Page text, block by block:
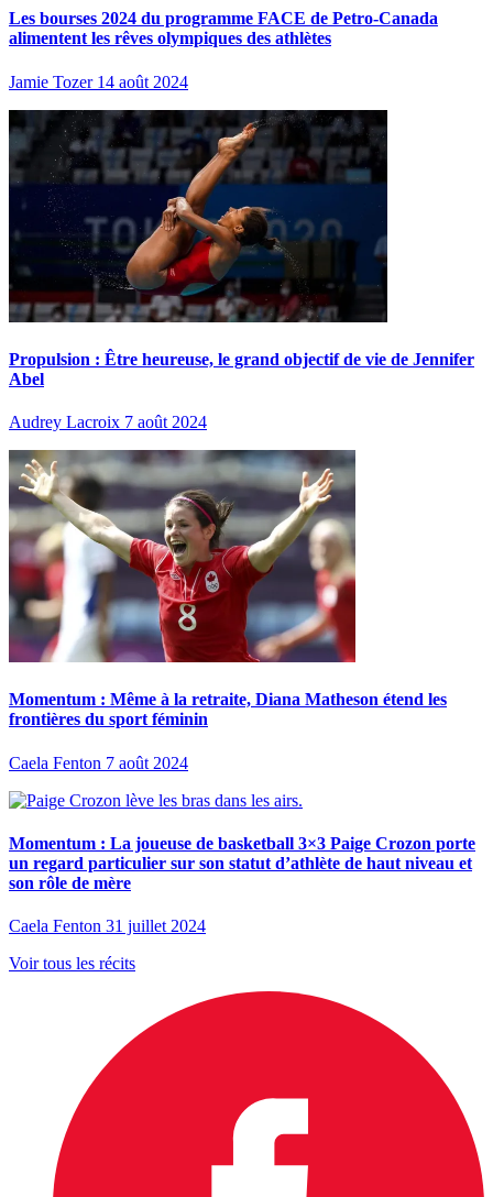
Les bourses 2024 du programme FACE de Petro-Canada
alimentent les rêves olympiques des athlètes
Jamie Tozer 14 août 2024
Propulsion : Être heureuse, le grand objectif de vie de Jennifer
Abel
Audrey Lacroix 7 août 2024
Momentum : Même à la retraite, Diana Matheson étend les
frontières du sport féminin
Caela Fenton 7 août 2024
Momentum : La joueuse de basketball 3×3 Paige Crozon porte
un regard particulier sur son statut d’athlète de haut niveau et
son rôle de mère
Caela Fenton 31 juillet 2024
Voir tous les récits